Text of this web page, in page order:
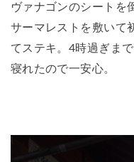
ヴァナゴンのシートを
サーマレストを敷いて
てステキ。4時過ぎま
寝れたので一安心。